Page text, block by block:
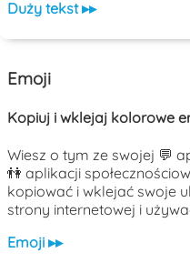
Duży tekst ▸▸
Emoji
Kopiuj i wklejaj kolorowe
Wiesz o tym ze swojej 💬
👫 aplikacji
kopiować i wklejać swoje
strony internetowej i
Emoji ▸▸